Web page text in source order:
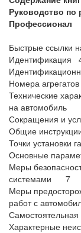
Руководство по
Профессионал
Быстрые ссылки
Идентификация
Номера
Технические
на
Сокращения и
Общие
Точки установки
Основные
Меры
системами 7
Меры
работ с
Характерные